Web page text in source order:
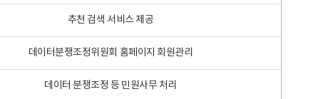
추천 검색 서비스 제공
데이터분쟁조정위원회 홈페이지 회원관리
데이터 분쟁조정 등 민원사무 처리